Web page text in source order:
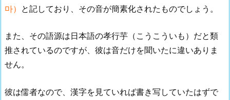
마） と記しており、その音が簡素化されたものでしょう。
また、その語源は日本語の孝行芋（こうこういも）だと類
推されているのですが、彼は音だけを聞いたに違いありま
せん。
彼は儒者なので、漢字を見ていれば書き写していたはずで